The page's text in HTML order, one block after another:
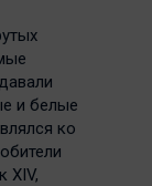
и белые
ко
XIV,